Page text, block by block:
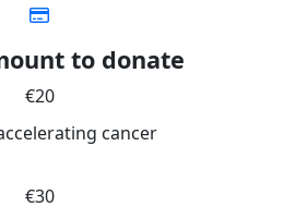
to donate
€20
cancer
€30